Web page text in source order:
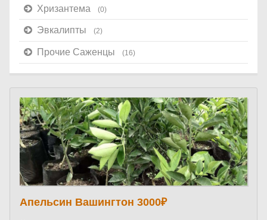
Хризантема (0)
Эвкалипты (2)
Прочие Саженцы (16)
Апельсин Вашингтон 3000₽